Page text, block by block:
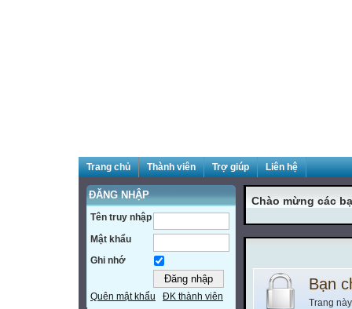
Trang chủ Thành viên Trợ giúp Liên hệ
ĐĂNG NHẬP
Tên truy nhập
Mật khẩu
Ghi nhớ
Quên mật khẩu ĐK thành viên
Chào mừng các
Bạn
Trang